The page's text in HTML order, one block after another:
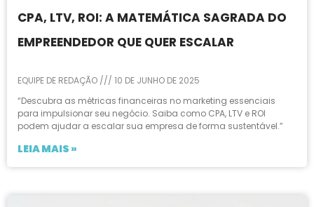
CPA, LTV, ROI: A MATEMÁTICA SAGRADA DO
EMPREENDEDOR QUE QUER ESCALAR
EQUIPE DE REDAÇÃO
10 DE JUNHO DE 2025
“Descubra as métricas financeiras no marketing essenciais
para impulsionar seu negócio. Saiba como CPA, LTV e ROI
podem ajudar a escalar sua empresa de forma sustentável.”
LEIA MAIS »